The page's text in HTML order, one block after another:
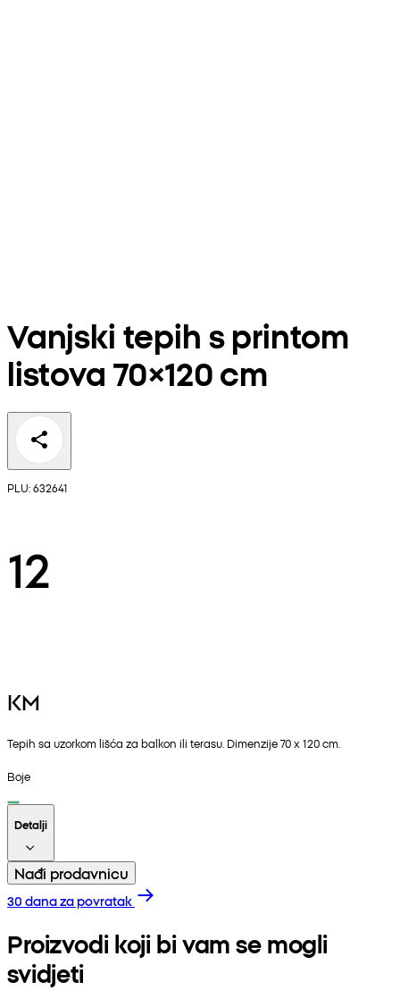
Vanjski tepih s printom
listova 70×120 cm
PLU: 632641
12
KM
Tepih sa uzorkom lišća za balkon ili terasu. Dimenzije 70 x 120 cm.
Boje
Detalji
Nađi prodavnicu
30 dana za povratak
Proizvodi koji bi vam se mogli
svidjeti